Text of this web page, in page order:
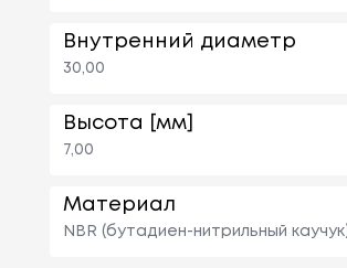
Внутренний диаметр
30,00
Высота [мм]
7,00
Материал
NBR (бутадиен-нитрильный